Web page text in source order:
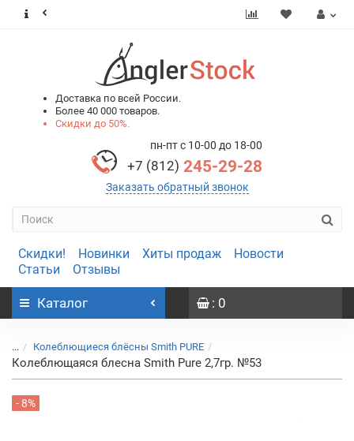
Доставка по всей России.
Более 40 000 товаров.
Скидки до 50%.
пн-пт с 10-00 до 18-00
+7 (812) 245-29-28
Заказать обратный звонок
Скидки! Новинки Хиты продаж
Новости
Статьи
Отзывы
Каталог : 0
... Колеблющиеся блёсны Smith PURE
Колеблющаяся блесна Smith Pure 2,7гр. №53
- 8%